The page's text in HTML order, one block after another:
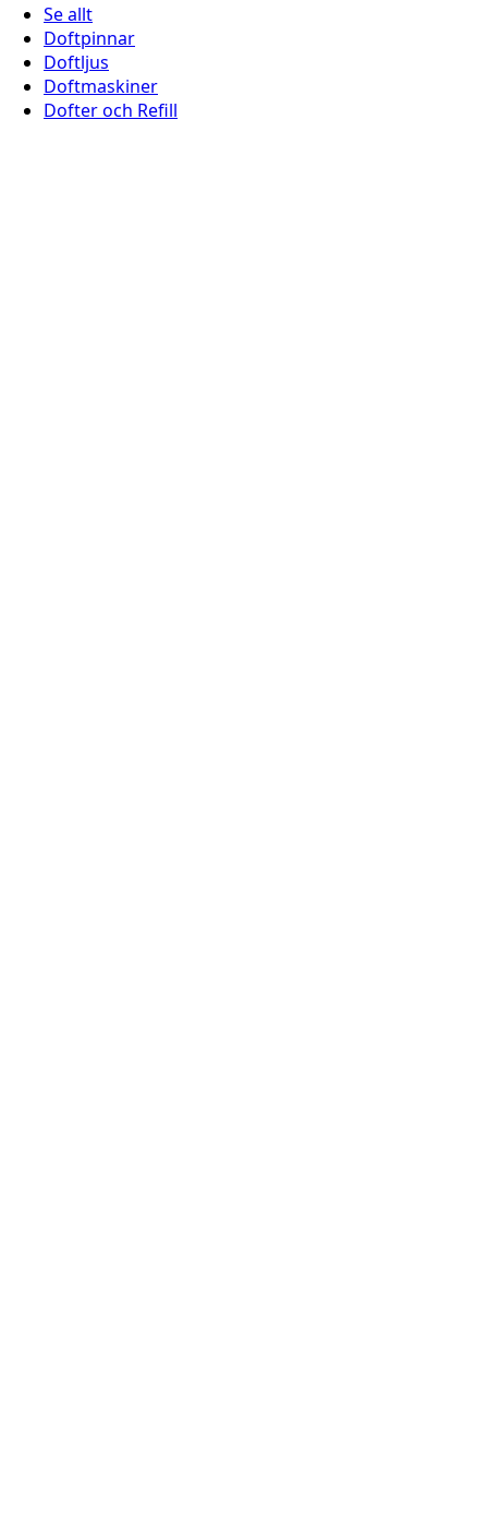
Se allt
Doftpinnar
Doftljus
Doftmaskiner
Dofter och Refill